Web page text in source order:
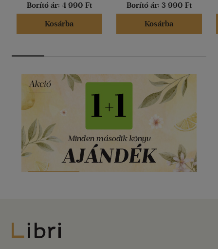
Borító ár: 4 990 Ft
Kosárba
Borító ár: 3 990 Ft
Kosárba
Libri